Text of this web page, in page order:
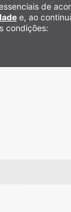
e Cookies
de
e, ao
condições: